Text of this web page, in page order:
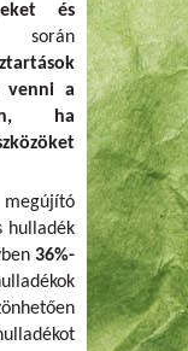
és
venni a
ha
hulladék
36%-